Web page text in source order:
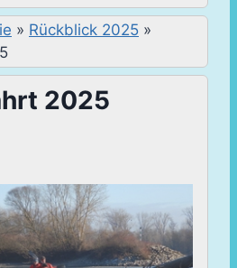
» Rückblick 2025 »
2025